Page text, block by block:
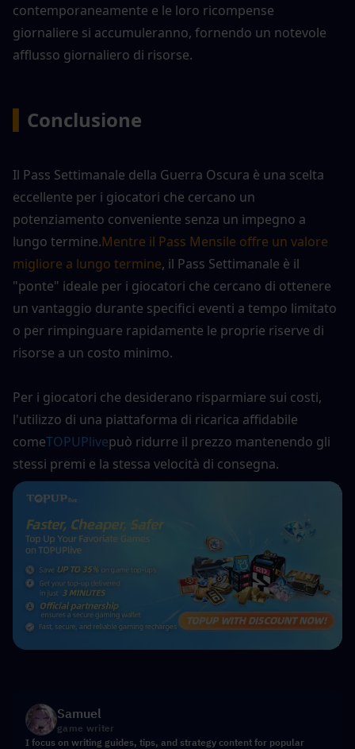
contemporaneamente e le loro ricompense
giornaliere si accumuleranno, fornendo un notevole
afflusso giornaliero di risorse.
Conclusione
Il Pass Settimanale della Guerra Oscura è una scelta
eccellente per i giocatori che cercano un
potenziamento conveniente senza un impegno a
lungo termine.Mentre il Pass Mensile offre un valore
migliore a lungo termine, il Pass Settimanale è il
"ponte" ideale per i giocatori che cercano di ottenere
un vantaggio durante specifici eventi a tempo limitato
o per rimpinguare rapidamente le proprie riserve di
risorse a un costo minimo.
Per i giocatori che desiderano risparmiare sui costi,
l'utilizzo di una piattaforma di ricarica affidabile
comeTOPUPlivepuò ridurre il prezzo mantenendo gli
stessi premi e la stessa velocità di consegna.
Samuel
game writer
I focus on writing guides, tips, and strategy content for popular